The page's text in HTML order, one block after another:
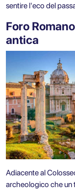
sentire l'eco del
Foro
antica
Adiacente al
archeologico che un